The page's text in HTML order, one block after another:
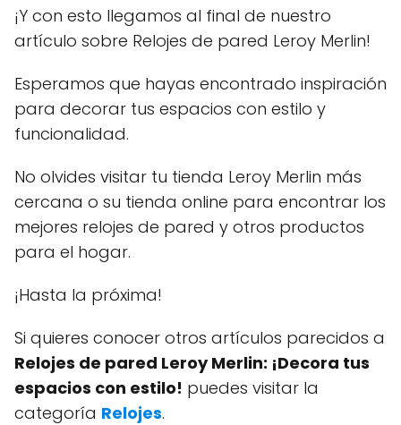
¡Y con esto llegamos al final de nuestro
artículo sobre Relojes de pared Leroy Merlin!
Esperamos que hayas encontrado inspiración
para decorar tus espacios con estilo y
funcionalidad.
No olvides visitar tu tienda Leroy Merlin más
cercana o su tienda online para encontrar los
mejores relojes de pared y otros productos
para el hogar.
¡Hasta la próxima!
Si quieres conocer otros artículos parecidos a
Relojes de pared Leroy Merlin: ¡Decora tus
espacios con estilo! puedes visitar la
categoría Relojes.